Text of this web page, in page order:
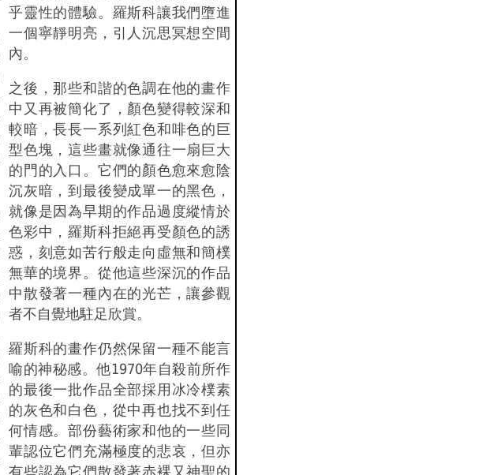
乎靈性的體驗。羅斯科讓我們墮進
一個寧靜明亮，引人沉思冥想空間
內。
之後，那些和諧的色調在他的畫作
中又再被簡化了，顏色變得較深和
較暗，長長一系列紅色和啡色的巨
型色塊，這些畫就像通往一扇巨大
的門的入口。它們的顏色愈來愈陰
沉灰暗，到最後變成單一的黑色，
就像是因為早期的作品過度縱情於
色彩中，羅斯科拒絕再受顏色的誘
惑，刻意如苦行般走向虛無和簡樸
無華的境界。從他這些深沉的作品
中散發著一種內在的光芒，讓參觀
者不自覺地駐足欣賞。
羅斯科的畫作仍然保留一種不能言
喻的神秘感。他1970年自殺前所作
的最後一批作品全部採用冰冷樸素
的灰色和白色，從中再也找不到任
何情感。部份藝術家和他的一些同
輩認位它們充滿極度的悲哀，但亦
有些認為它們散發著赤裸又神聖的